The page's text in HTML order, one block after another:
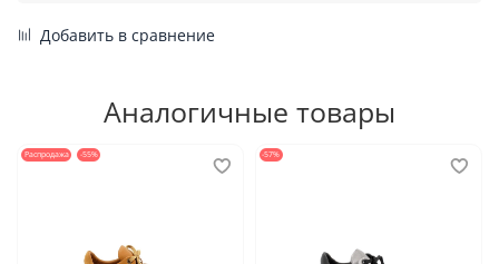
Добавить в сравнение
Аналогичные товары
Распродажа -55% -57%